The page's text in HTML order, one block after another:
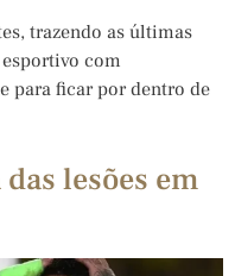
trazendo as últimas
com
para ficar por dentro de
lesões em